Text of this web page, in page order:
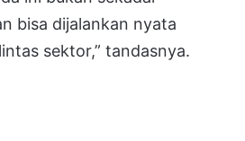
bisa dijalankan nyata
sektor,” tandasnya.